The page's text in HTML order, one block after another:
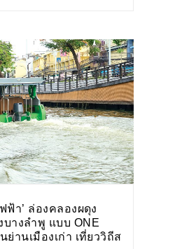
ฟ้า’ ล่องคลองผดุง
บางลำพู แบบ ONE
ย่านเมืองเก่า เที่ยววิถีส